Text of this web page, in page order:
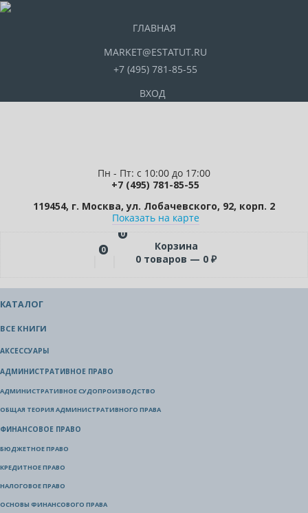
ГЛАВНАЯ
MARKET@ESTATUT.RU
+7 (495) 781-85-55
ВХОД
Пн - Пт: с 10:00 до 17:00
+7 (495) 781-85-55
119454, г. Москва, ул. Лобачевского, 92, корп. 2
Показать на карте
0
0
Корзина
0 товаров — 0 ₽
КАТАЛОГ
ВСЕ КНИГИ
АКСЕССУАРЫ
АДМИНИСТРАТИВНОЕ ПРАВО
АДМИНИСТРАТИВНОЕ СУДОПРОИЗВОДСТВО
ОБЩАЯ ТЕОРИЯ АДМИНИСТРАТИВНОГО ПРАВА
ФИНАНСОВОЕ ПРАВО
БЮДЖЕТНОЕ ПРАВО
КРЕДИТНОЕ ПРАВО
НАЛОГОВОЕ ПРАВО
ОСНОВЫ ФИНАНСОВОГО ПРАВА